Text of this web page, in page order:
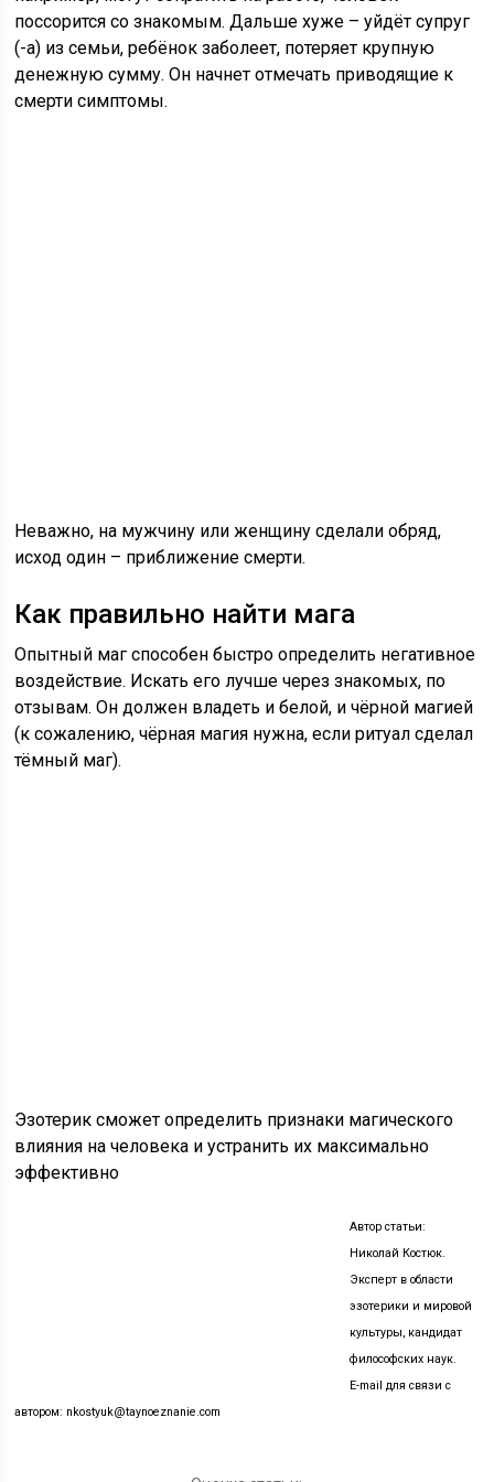
поссорится со знакомым. Дальше хуже – уйдёт супруг
(-а) из семьи, ребёнок заболеет, потеряет крупную
денежную сумму. Он начнет отмечать приводящие к
смерти симптомы.
Неважно, на мужчину или женщину сделали обряд,
исход один – приближение смерти.
Как правильно найти мага
Опытный маг способен быстро определить негативное
воздействие. Искать его лучше через знакомых, по
отзывам. Он должен владеть и белой, и чёрной магией
(к сожалению, чёрная магия нужна, если ритуал сделал
тёмный маг).
Эзотерик сможет определить признаки магического
влияния на человека и устранить их максимально
эффективно
Автор статьи:
Николай Костюк.
Эксперт в области
эзотерики и мировой
культуры, кандидат
философских наук.
E-mail для связи с
автором: nkostyuk@taynoeznanie.com